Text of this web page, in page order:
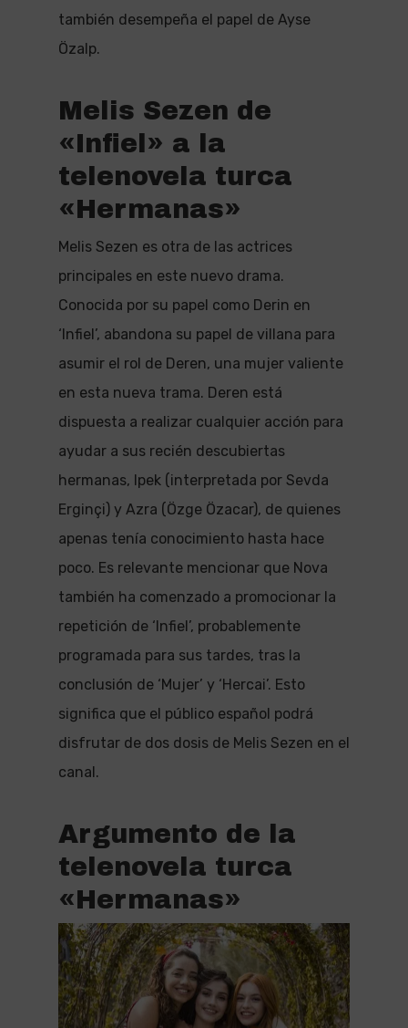
también desempeña el papel de Ayse
Özalp.
Melis Sezen de
«Infiel» a la
telenovela turca
«Hermanas»
Melis Sezen es otra de las actrices
principales en este nuevo drama.
Conocida por su papel como Derin en
‘Infiel’, abandona su papel de villana para
asumir el rol de Deren, una mujer valiente
en esta nueva trama. Deren está
dispuesta a realizar cualquier acción para
ayudar a sus recién descubiertas
hermanas, Ipek (interpretada por Sevda
Erginçi) y Azra (Özge Özacar), de quienes
apenas tenía conocimiento hasta hace
poco. Es relevante mencionar que Nova
también ha comenzado a promocionar la
repetición de ‘Infiel’, probablemente
programada para sus tardes, tras la
conclusión de ‘Mujer’ y ‘Hercai’. Esto
significa que el público español podrá
disfrutar de dos dosis de Melis Sezen en el
canal.
Argumento de la
telenovela turca
«Hermanas»